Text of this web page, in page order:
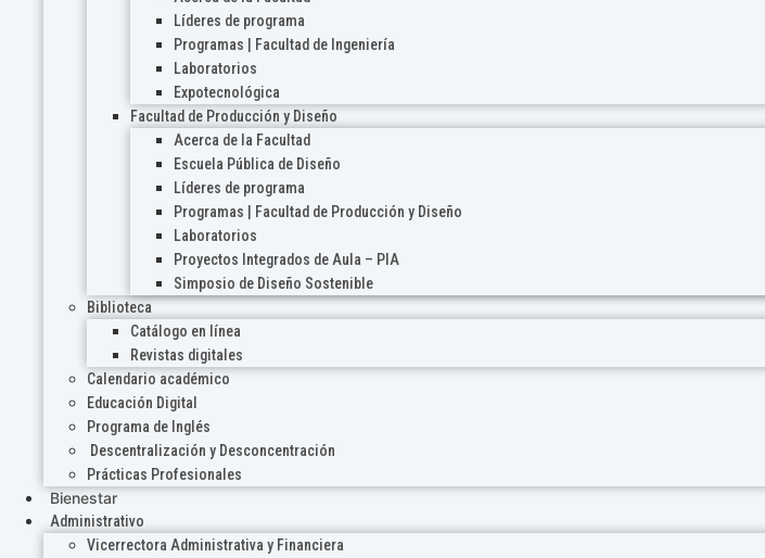
Líderes de programa
Programas | Facultad de Ingeniería
Laboratorios
Expotecnológica
Facultad de Producción y Diseño
Acerca de la Facultad
Escuela Pública de Diseño
Líderes de programa
Programas | Facultad de Producción y Diseño
Laboratorios
Proyectos Integrados de Aula – PIA
Simposio de Diseño Sostenible
Biblioteca
Catálogo en línea
Revistas digitales
Calendario académico
Educación Digital
Programa de Inglés
Descentralización y Desconcentración
Prácticas Profesionales
Bienestar
Administrativo
Vicerrectora Administrativa y Financiera